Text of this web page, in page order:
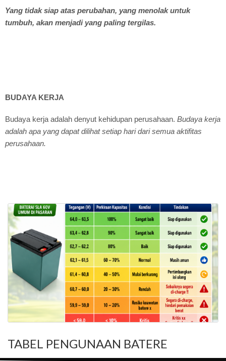
Yang tidak siap atas perubahan, yang menolak untuk
tumbuh, akan menjadi yang paling tergilas.
BUDAYA KERJA
Budaya kerja adalah denyut kehidupan perusahaan. Budaya kerja
adalah apa yang dapat dilihat setiap hari dari semua aktifitas
perusahaan.
TABEL PENGUNAAN BATERE